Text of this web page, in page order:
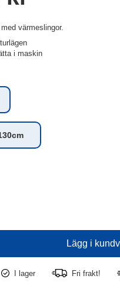
värmeslingor.
i maskin
I lager Fri frakt!